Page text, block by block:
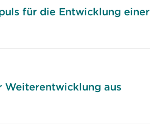
für die Entwicklung einer
aus